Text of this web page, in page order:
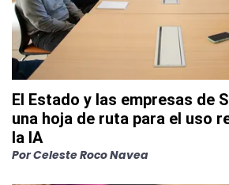
El Estado y las empresas de
una hoja de ruta para el uso
la IA
PorCeleste Roco Navea